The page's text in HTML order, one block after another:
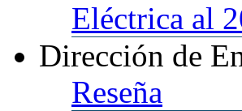
Eléctrica al
Dirección de
Reseña